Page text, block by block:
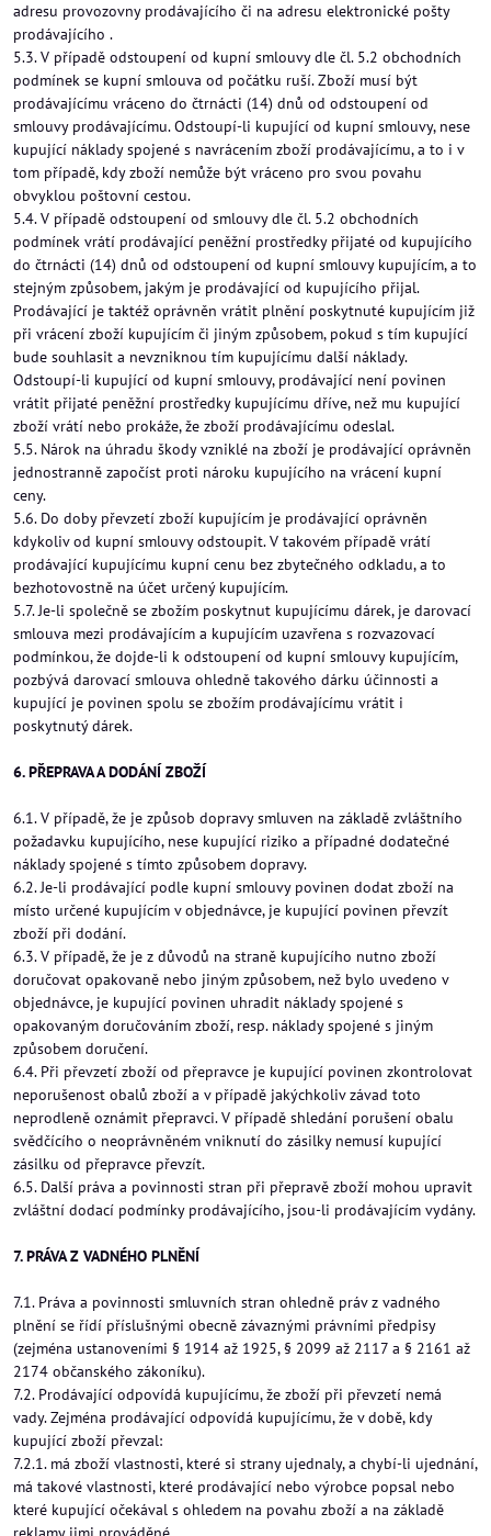
adresu provozovny prodávajícího či na adresu elektronické pošty
prodávajícího .
5.3. V případě odstoupení od kupní smlouvy dle čl. 5.2 obchodních
podmínek se kupní smlouva od počátku ruší. Zboží musí být
prodávajícímu vráceno do čtrnácti (14) dnů od odstoupení od
smlouvy prodávajícímu. Odstoupí-li kupující od kupní smlouvy, nese
kupující náklady spojené s navrácením zboží prodávajícímu, a to i v
tom případě, kdy zboží nemůže být vráceno pro svou povahu
obvyklou poštovní cestou.
5.4. V případě odstoupení od smlouvy dle čl. 5.2 obchodních
podmínek vrátí prodávající peněžní prostředky přijaté od kupujícího
do čtrnácti (14) dnů od odstoupení od kupní smlouvy kupujícím, a to
stejným způsobem, jakým je prodávající od kupujícího přijal.
Prodávající je taktéž oprávněn vrátit plnění poskytnuté kupujícím již
při vrácení zboží kupujícím či jiným způsobem, pokud s tím kupující
bude souhlasit a nevzniknou tím kupujícímu další náklady.
Odstoupí-li kupující od kupní smlouvy, prodávající není povinen
vrátit přijaté peněžní prostředky kupujícímu dříve, než mu kupující
zboží vrátí nebo prokáže, že zboží prodávajícímu odeslal.
5.5. Nárok na úhradu škody vzniklé na zboží je prodávající oprávněn
jednostranně započíst proti nároku kupujícího na vrácení kupní
ceny.
5.6. Do doby převzetí zboží kupujícím je prodávající oprávněn
kdykoliv od kupní smlouvy odstoupit. V takovém případě vrátí
prodávající kupujícímu kupní cenu bez zbytečného odkladu, a to
bezhotovostně na účet určený kupujícím.
5.7. Je-li společně se zbožím poskytnut kupujícímu dárek, je darovací
smlouva mezi prodávajícím a kupujícím uzavřena s rozvazovací
podmínkou, že dojde-li k odstoupení od kupní smlouvy kupujícím,
pozbývá darovací smlouva ohledně takového dárku účinnosti a
kupující je povinen spolu se zbožím prodávajícímu vrátit i
poskytnutý dárek.
6. PŘEPRAVA A DODÁNÍ ZBOŽÍ
6.1. V případě, že je způsob dopravy smluven na základě zvláštního
požadavku kupujícího, nese kupující riziko a případné dodatečné
náklady spojené s tímto způsobem dopravy.
6.2. Je-li prodávající podle kupní smlouvy povinen dodat zboží na
místo určené kupujícím v objednávce, je kupující povinen převzít
zboží při dodání.
6.3. V případě, že je z důvodů na straně kupujícího nutno zboží
doručovat opakovaně nebo jiným způsobem, než bylo uvedeno v
objednávce, je kupující povinen uhradit náklady spojené s
opakovaným doručováním zboží, resp. náklady spojené s jiným
způsobem doručení.
6.4. Při převzetí zboží od přepravce je kupující povinen zkontrolovat
neporušenost obalů zboží a v případě jakýchkoliv závad toto
neprodleně oznámit přepravci. V případě shledání porušení obalu
svědčícího o neoprávněném vniknutí do zásilky nemusí kupující
zásilku od přepravce převzít.
6.5. Další práva a povinnosti stran při přepravě zboží mohou upravit
zvláštní dodací podmínky prodávajícího, jsou-li prodávajícím vydány.
7. PRÁVA Z VADNÉHO PLNĚNÍ
7.1. Práva a povinnosti smluvních stran ohledně práv z vadného
plnění se řídí příslušnými obecně závaznými právními předpisy
(zejména ustanoveními § 1914 až 1925, § 2099 až 2117 a § 2161 až
2174 občanského zákoníku).
7.2. Prodávající odpovídá kupujícímu, že zboží při převzetí nemá
vady. Zejména prodávající odpovídá kupujícímu, že v době, kdy
kupující zboží převzal:
7.2.1. má zboží vlastnosti, které si strany ujednaly, a chybí-li ujednání,
má takové vlastnosti, které prodávající nebo výrobce popsal nebo
které kupující očekával s ohledem na povahu zboží a na základě